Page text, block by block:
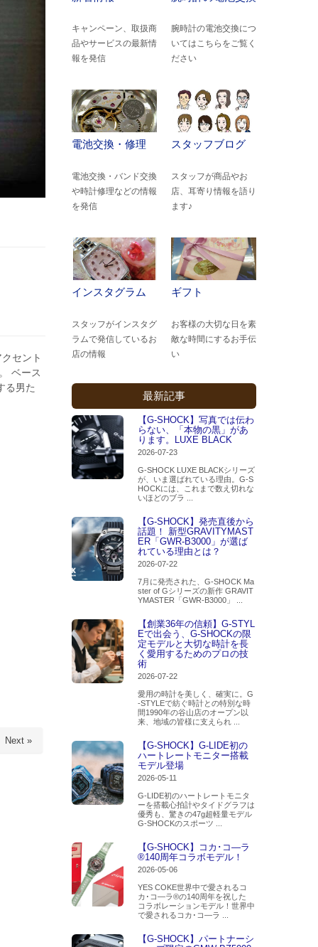
セント
ベース
る男た
Next »
キャンペーン、取扱商
品やサービスの最新情
報を発信
腕時計の電池交換につ
いてはこちらをご覧く
ださい
電池交換・修理
電池交換・バンド交換
や時計修理などの情報
を発信
スタッフブログ
スタッフが商品やお
店、耳寄り情報を語り
ます♪
インスタグラム
スタッフがインスタグ
ラムで発信しているお
店の情報
ギフト
お客様の大切な日を素
敵な時間にするお手伝
い
最新記事
【G-SHOCK】写真では伝わ
らない、「本物の黒」があ
ります。LUXE BLACK
2026-07-23
G-SHOCK LUXE BLACKシリーズ
が、いま選ばれている理由。G-S
HOCKには、これまで数え切れな
いほどのブラ ...
【G-SHOCK】発売直後から
話題！ 新型GRAVITYMAST
ER「GWR-B3000」が選ば
れている理由とは？
2026-07-22
7月に発売された、G-SHOCK Ma
ster of Gシリーズの新作 GRAVIT
YMASTER「GWR-B3000」 ...
【創業36年の信頼】G-STYL
Eで出会う、G-SHOCKの限
定モデルと大切な時計を長
く愛用するためのプロの技
術
2026-07-22
愛用の時計を美しく、確実に。G
-STYLEで紡ぐ時計との特別な時
間1990年の谷山店のオープン以
来、地域の皆様に支えられ ...
【G-SHOCK】G-LIDE初の
ハートレートモニター搭載
モデル登場
2026-05-11
G-LIDE初のハートレートモニタ
ーを搭載心拍計やタイドグラフは
優秀も、驚きの47g超軽量モデル
G-SHOCKのスポーツ ...
【G-SHOCK】コカ･コ―ラ
®140周年コラボモデル！
2026-05-06
YES COKE世界中で愛されるコ
カ･コ―ラ®の140周年を祝した
コラボレーションモデル！世界中
で愛されるコカ･コ―ラ ...
【G-SHOCK】パートナーシ